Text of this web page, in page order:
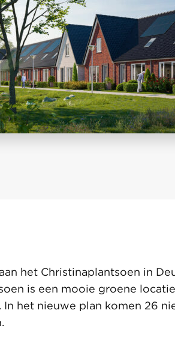
het Christinaplantsoen in
is een mooie groene
In het nieuwe plan komen 26